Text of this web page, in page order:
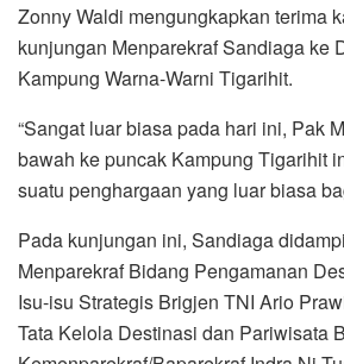
Zonny Waldi mengungkapkan terima
kunjungan Menparekraf Sandiaga ke
Kampung Warna-Warni Tigarihit.
“Sangat luar biasa pada hari ini, Pak
bawah ke puncak Kampung Tigarihit
suatu penghargaan yang luar biasa
Pada kunjungan ini, Sandiaga
Menparekraf Bidang Pengamanan
Isu-isu Strategis Brigjen TNI Ario
Tata Kelola Destinasi dan Pariwisata